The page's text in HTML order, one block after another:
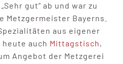
gut“ ab und war zu
Metzgermeister Bayerns.
aus eigener
auch Mittagstisch,
Angebot der Metzgerei